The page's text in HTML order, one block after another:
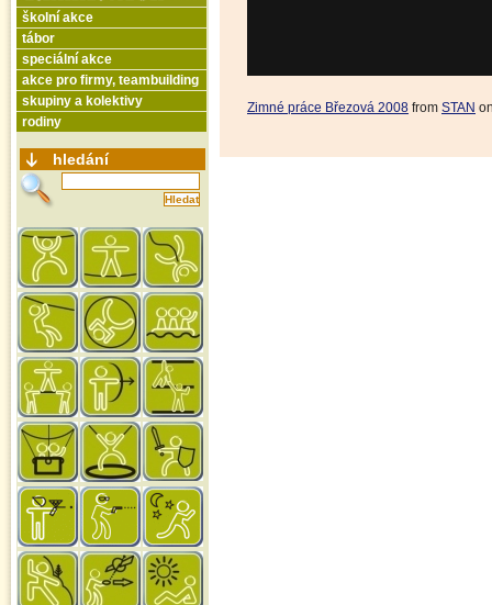
Zimné práce Březová 2008 from STAN
školní akce
tábor
speciální akce
akce pro firmy, teambuilding
skupiny a kolektivy
rodiny
hledání